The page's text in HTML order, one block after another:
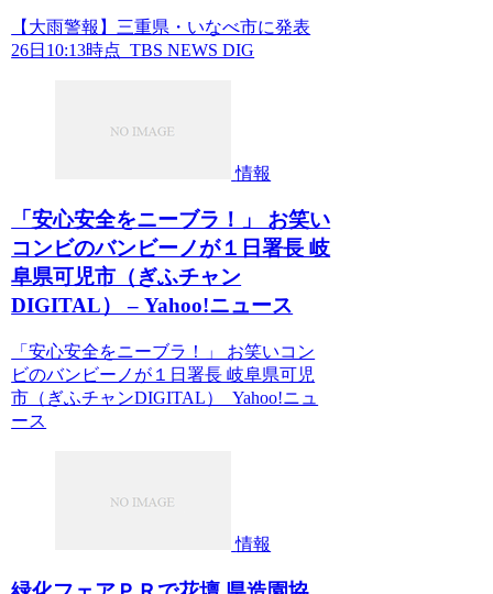
【大雨警報】三重県・いなべ市に発表
26日10:13時点 TBS NEWS DIG
情報
「安心安全をニーブラ！」 お笑い
コンビのバンビーノが１日署長 岐
阜県可児市（ぎふチャン
DIGITAL） – Yahoo!ニュース
「安心安全をニーブラ！」 お笑いコン
ビのバンビーノが１日署長 岐阜県可児
市（ぎふチャンDIGITAL） Yahoo!ニュ
ース
情報